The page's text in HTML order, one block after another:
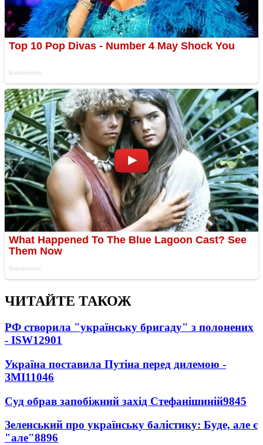
ЧИТАЙТЕ ТАКОЖ
РФ створила "українську бригаду" з полонених
- ISW12901
Україна поставила Путіна перед дилемою -
ЗМІ11046
Суд обрав запобіжний захід Стефанішиній9845
Зеленський про українську балістику: Буде, але є
"але"8896